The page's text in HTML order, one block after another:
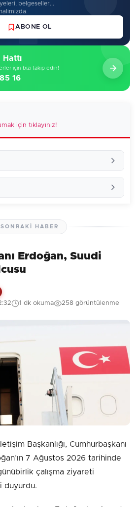
belgeseller...
ABONE OL
için bizi takip edin!
16
için tıklayınız!
Gönder
İlk yorumu siz yapın!
SONRAKI HABER
Erdoğan, Suudi
1 dk okuma 258 görüntülenme
Başkanlığı, Cumhurbaşkanı
7 Ağustos 2026 tarihinde
çalışma ziyareti
duyurdu.